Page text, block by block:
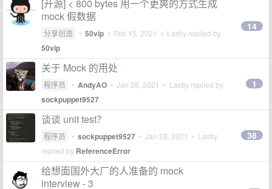
[开源] < 800 bytes 用一个更爽的方式生成
mock 假数据
分享创造 • 50vip • Feb 15, 2021 • Lastly replied by
50vip
14
关于 Mock 的用处
程序员 • AndyAO • Jan 28, 2021 • Lastly replied by
sockpuppet9527
1
谈谈 unit test？
程序员 • sockpuppet9527 • Jan 28, 2021 • Lastly
replied by ReferenceError
38
给想面国外大厂的人准备的 mock
interview - 3